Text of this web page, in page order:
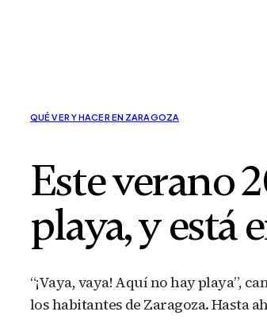
QUÉ VER Y HACER EN ZARAGOZA
Este verano
playa, y está
“¡Vaya, vaya! Aquí no hay playa”,
los habitantes de Zaragoza. Hasta